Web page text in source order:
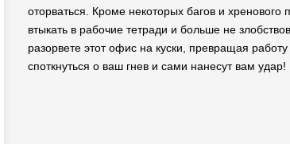
оторваться. Кроме некоторых багов и
втыкать в рабочие тетради и больше не
разорвете этот офис на куски, превращая
споткнуться о ваш гнев и сами нанесут вам удар!